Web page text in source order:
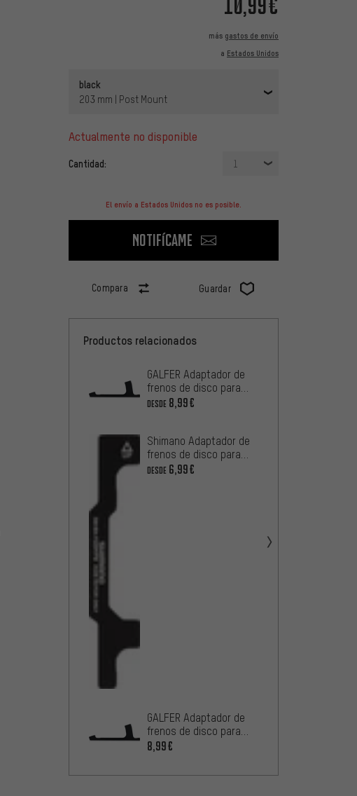
más gastos de envío
a Estados Unidos
black
203 mm | Post Mount
actualmente no disponible
Cantidad: 1
El envío a Estados Unidos no es posible.
Notifícame
Compara Guardar
Productos relacionados
GALFER Adaptador de
frenos de disco para
discos de frenos de 223
DESDE 8,99€
Shimano Adaptador de
frenos de disco para
discos de 220 mm
DESDE 6,99€
GALFER Adaptador de
frenos de disco para
discos de frenos de 180
8,99€